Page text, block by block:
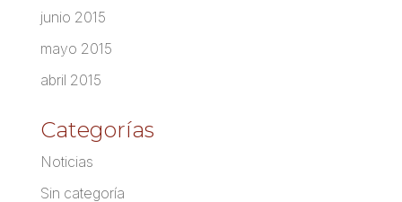
junio 2015
mayo 2015
abril 2015
Categorías
Noticias
Sin categoría